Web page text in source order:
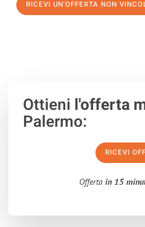
RICEVI UN'OFFERTA NON
Ottieni l'offerta
Palermo:
RICEVI
Offerta in 15